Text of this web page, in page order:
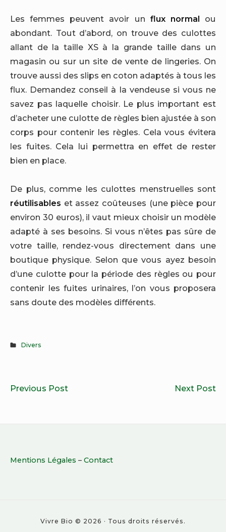
Les femmes peuvent avoir un flux normal ou
abondant. Tout d’abord, on trouve des culottes
allant de la taille XS à la grande taille dans un
magasin ou sur un site de vente de lingeries. On
trouve aussi des slips en coton adaptés à tous les
flux. Demandez conseil à la vendeuse si vous ne
savez pas laquelle choisir. Le plus important est
d’acheter une culotte de règles bien ajustée à son
corps pour contenir les règles. Cela vous évitera
les fuites. Cela lui permettra en effet de rester
bien en place.
De plus, comme les culottes menstruelles sont
réutilisables et assez coûteuses (une pièce pour
environ 30 euros), il vaut mieux choisir un modèle
adapté à ses besoins. Si vous n’êtes pas sûre de
votre taille, rendez-vous directement dans une
boutique physique. Selon que vous ayez besoin
d’une culotte pour la période des règles ou pour
contenir les fuites urinaires, l’on vous proposera
sans doute des modèles différents.
Divers
Navigation
Previous Post
mettre
Next Post
Footer
Mentions Légales – Contact
Vivre Bio © 2026 · Tous droits réservés.